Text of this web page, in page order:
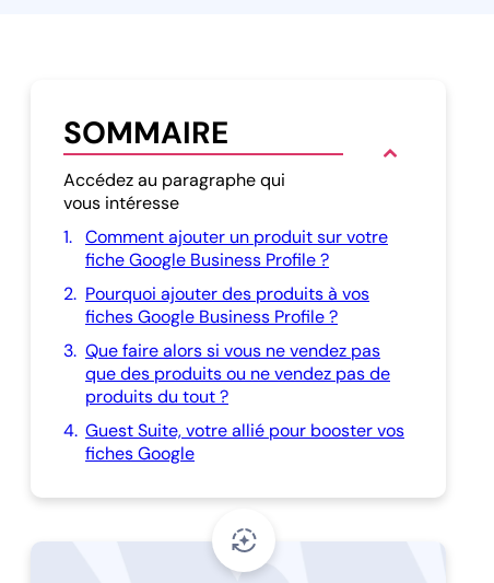
SOMMAIRE
Accédez au paragraphe qui
vous intéresse
1. Comment ajouter un produit sur votre
fiche Google Business Profile ?
2. Pourquoi ajouter des produits à vos
fiches Google Business Profile ?
3. Que faire alors si vous ne vendez pas
que des produits ou ne vendez pas de
produits du tout ?
4. Guest Suite, votre allié pour booster vos
fiches Google